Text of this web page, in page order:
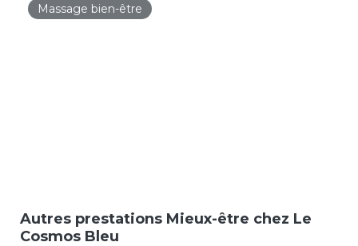
Massage bien-être
Autres prestations Mieux-être chez Le
Cosmos Bleu